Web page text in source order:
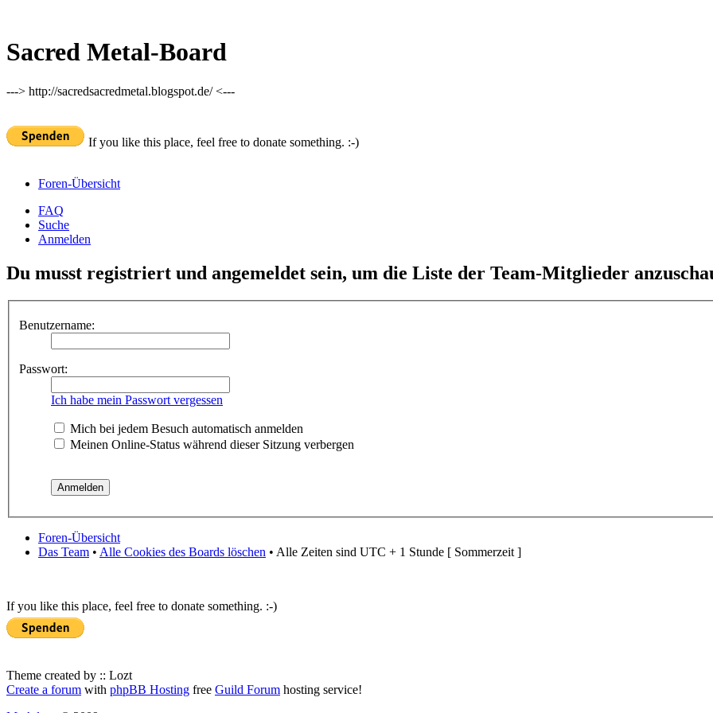
Sacred Metal-Board
---> http://sacredsacredmetal.blogspot.de/ <---
If you like this place, feel free to donate something. :-)
Foren-Übersicht
FAQ
Suche
Anmelden
Du musst registriert und angemeldet sein, um die Liste der Team-Mitglieder
Benutzername:
Passwort:
Ich habe mein Passwort vergessen
Mich bei jedem Besuch automatisch anmelden
Meinen Online-Status während dieser Sitzung verbergen
Foren-Übersicht
Das Team • Alle Cookies des Boards löschen • Alle Zeiten sind UTC + 1 Stunde [ Sommerzeit ]
If you like this place, feel free to donate something. :-)
Theme created by :: Lozt
Create a forum with phpBB Hosting free Guild Forum hosting service!